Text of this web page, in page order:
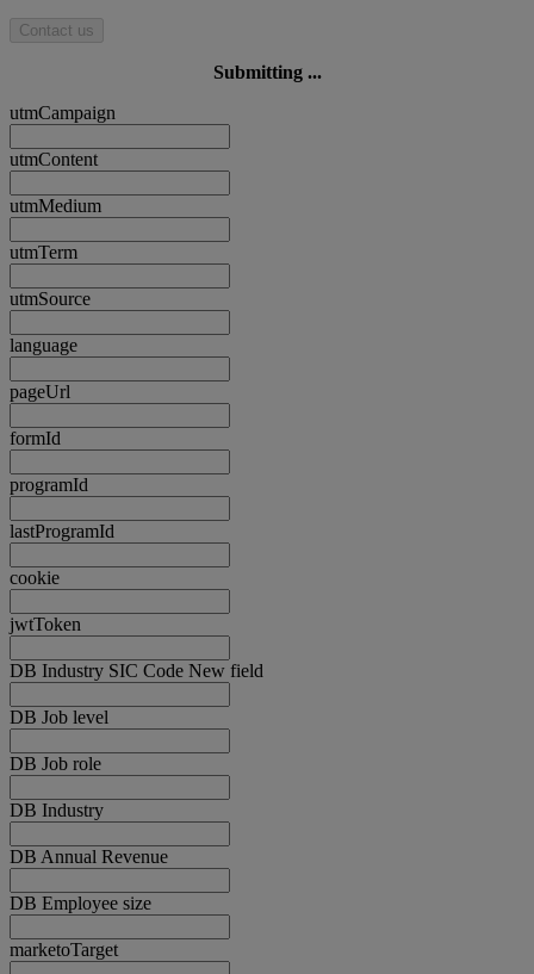
Contact us
Submitting ...
utmCampaign
utmContent
utmMedium
utmTerm
utmSource
language
pageUrl
formId
programId
lastProgramId
cookie
jwtToken
DB Industry SIC Code New field
DB Job level
DB Job role
DB Industry
DB Annual Revenue
DB Employee size
marketoTarget